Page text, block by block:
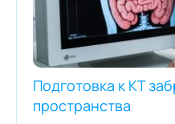
Подготовка к КТ
пространства